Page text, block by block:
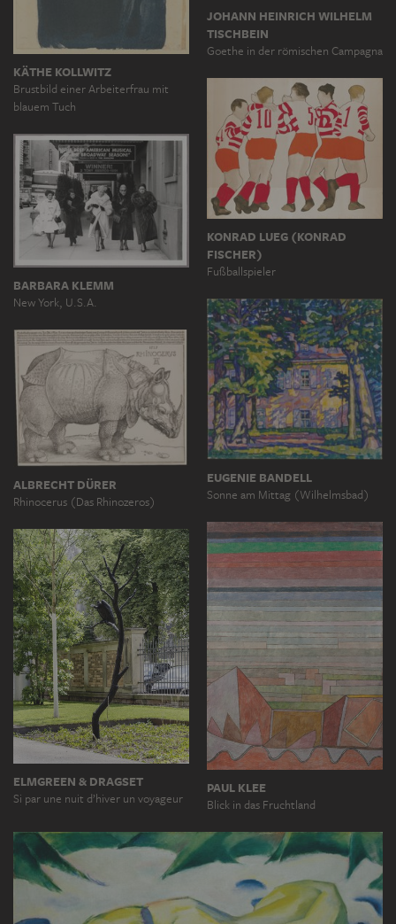
KÄTHE KOLLWITZ
Brustbild einer Arbeiterfrau mit
blauem Tuch
JOHANN HEINRICH WILHELM
TISCHBEIN
Goethe in der römischen Campagna
KONRAD LUEG (KONRAD
FISCHER)
Fußballspieler
BARBARA KLEMM
New York, U.S.A.
EUGENIE BANDELL
Sonne am Mittag (Wilhelmsbad)
ALBRECHT DÜRER
Rhinocerus (Das Rhinozeros)
PAUL KLEE
Blick in das Fruchtland
ELMGREEN & DRAGSET
Si par une nuit d’hiver un voyageur